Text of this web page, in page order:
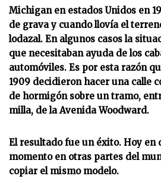
Michigan en estados Unidos en
de grava y cuando llovía el
lodazal. En algunos casos la
que necesitaban ayuda de los
automóviles. Es por esta razón
1909 decidieron hacer una calle
de hormigón sobre un tramo,
milla, de la Avenida Woodward.
El resultado fue un éxito. Hoy en
momento en otras partes del
copiar el mismo modelo.